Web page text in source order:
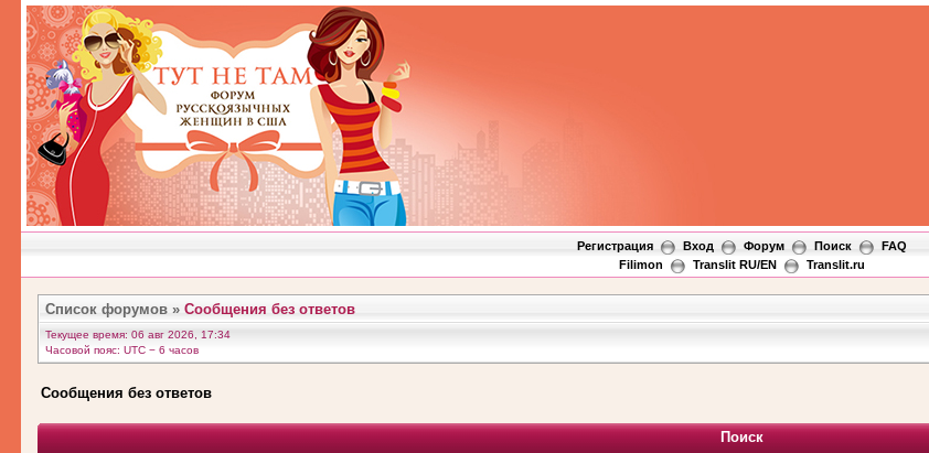
Регистрация Вход Форум Поиск
FAQ
Filimon
Translit RU/EN Translit.ru
Список форумов » Сообщения без ответов
Текущее время: 06 авг 2026, 17:34
Часовой пояс: UTC − 6 часов
Сообщения без ответов
Поиск